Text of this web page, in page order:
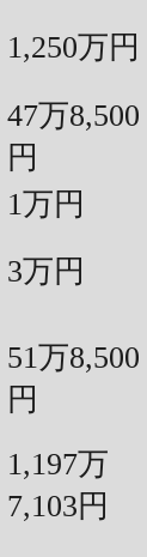
1,250万円
47万8,500
円
1万円
3万円
51万8,500
円
1,197万
7,103円